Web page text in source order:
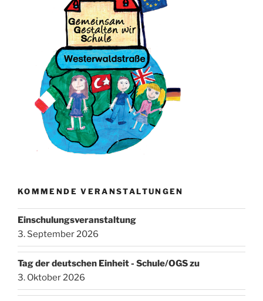
KOMMENDE VERANSTALTUNGEN
Einschulungsveranstaltung
3. September 2026
Tag der deutschen Einheit - Schule/OGS zu
3. Oktober 2026